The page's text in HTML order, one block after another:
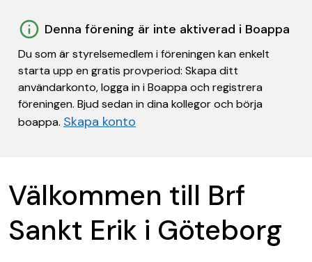
Denna förening är inte aktiverad i Boappa
Du som är styrelsemedlem i föreningen kan enkelt
starta upp en gratis provperiod: Skapa ditt
användarkonto, logga in i Boappa och registrera
föreningen. Bjud sedan in dina kollegor och börja
boappa. Skapa konto
Välkommen till Brf
Sankt Erik i Göteborg